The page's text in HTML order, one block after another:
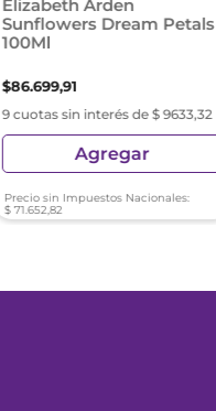
Elizabeth Arden
Sunflowers Dream Petals
100Ml
$86.699,91
9 cuotas sin interés de $ 9633,32
Agregar
Precio sin Impuestos Nacionales:
$ 71.652,82